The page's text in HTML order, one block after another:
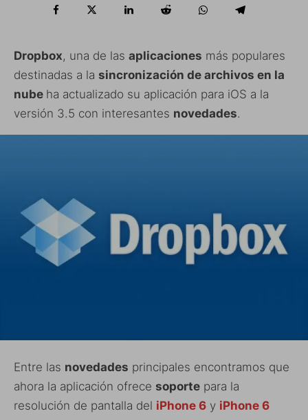
Dropbox, una de las aplicaciones más populares
destinadas a la sincronización de archivos en la
nube ha actualizado su aplicación para iOS a la
versión 3.5 con interesantes novedades.
Entre las novedades principales encontramos que
ahora la aplicación ofrece soporte para la
resolución de pantalla del iPhone 6 y iPhone 6